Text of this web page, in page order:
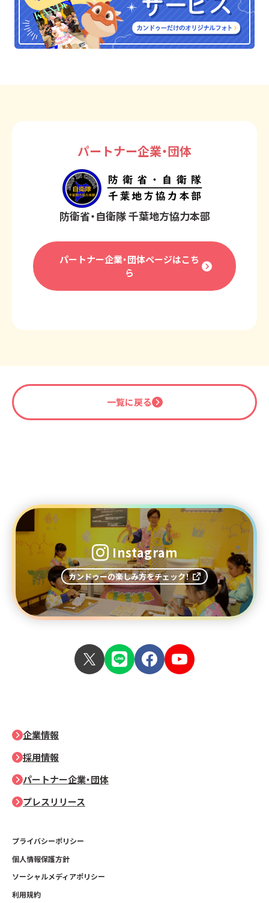
パートナー企業・団体
防衛省・自衛隊 千葉地方協力本部
パートナー企業・団体ページはこち
ら
一覧に戻る
Instagram
カンドゥーの楽しみ方をチェック！
企業情報
採用情報
パートナー企業・団体
プレスリリース
プライバシーポリシー
個人情報保護方針
ソーシャルメディアポリシー
利用規約